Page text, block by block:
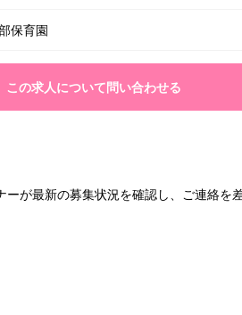
保育園
この求人について問い合わせる
が最新の募集状況を確認し、ご連絡を差